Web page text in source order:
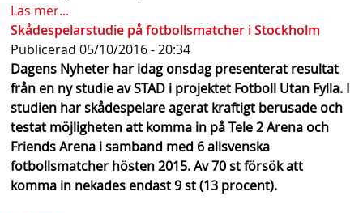
Läs mer...
Skådespelarstudie på fotbollsmatcher i Stockholm
Publicerad05/10/2016 - 20:34
Dagens Nyheter har idag onsdag presenterat resultat
från en ny studie av STAD i projektet Fotboll Utan Fylla. I
studien har skådespelare agerat kraftigt berusade och
testat möjligheten att komma in på Tele 2 Arena och
Friends Arena i samband med 6 allsvenska
fotbollsmatcher hösten 2015. Av 70 st försök att
komma in nekades endast 9 st (13 procent).